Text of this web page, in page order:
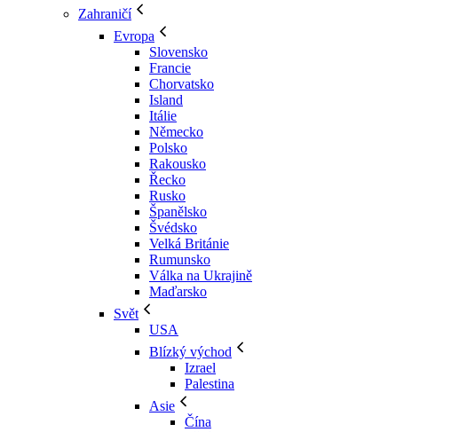
Zahraničí
Evropa
Slovensko
Francie
Chorvatsko
Island
Itálie
Německo
Polsko
Rakousko
Řecko
Rusko
Španělsko
Švédsko
Velká Británie
Rumunsko
Válka na Ukrajině
Maďarsko
Svět
USA
Blízký východ
Izrael
Palestina
Asie
Čína